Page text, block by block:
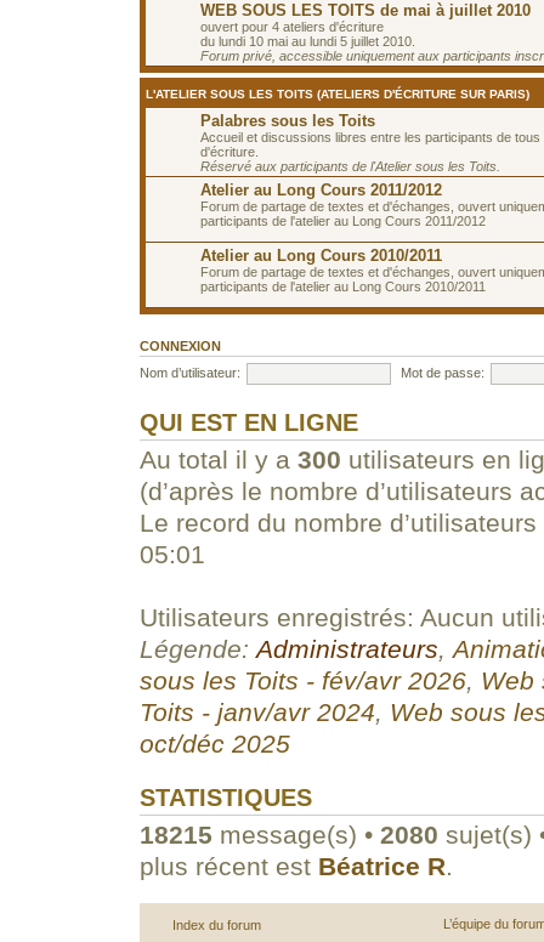
WEB SOUS LES TOITS de mai à juillet 2010
ouvert pour 4 ateliers d'écriture
du lundi 10 mai au lundi 5 juillet 2010.
Forum privé, accessible uniquement aux participants
L'ATELIER SOUS LES TOITS (ATELIERS D'ÉCRITURE SUR PARIS)
Palabres sous les Toits
Accueil et discussions libres entre les participants de tous
d'écriture.
Réservé aux participants de l'Atelier sous les Toits.
Atelier au Long Cours 2011/2012
Forum de partage de textes et d'échanges, ouvert
participants de l'atelier au Long Cours 2011/2012
Atelier au Long Cours 2010/2011
Forum de partage de textes et d'échanges, ouvert
participants de l'atelier au Long Cours 2010/2011
CONNEXION
Nom d’utilisateur:
Mot de passe:
QUI EST EN LIGNE
Au total il y a 300 utilisateurs en
(d’après le nombre d’utilisateurs
Le record du nombre
05:01
Utilisateurs enregistrés: Aucun
Légende:Administrateurs,
sous les Toits - fév/avr 2026, Web
Toits - janv/avr 2024, Web sous
oct/déc 2025
STATISTIQUES
18215 message(s) • 2080 sujet(s)
plus récent est Béatrice R.
Index du forum L’équipe du